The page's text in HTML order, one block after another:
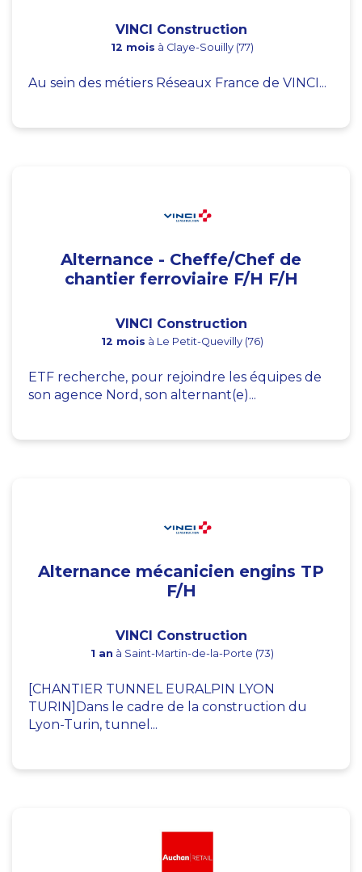
VINCI Construction
12 mois à Claye-Souilly (77)
Au sein des métiers Réseaux France de VINCI...
Alternance - Cheffe/Chef de
chantier ferroviaire F/H F/H
VINCI Construction
12 mois à Le Petit-Quevilly (76)
ETF recherche, pour rejoindre les équipes de
son agence Nord, son alternant(e)...
Alternance mécanicien engins TP
F/H
VINCI Construction
1 an à Saint-Martin-de-la-Porte (73)
[CHANTIER TUNNEL EURALPIN LYON
TURIN]Dans le cadre de la construction du
Lyon-Turin, tunnel...